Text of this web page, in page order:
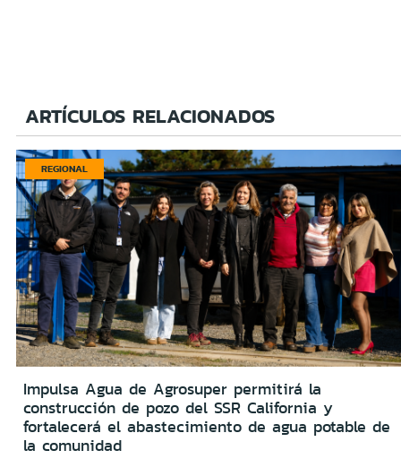
ARTÍCULOS RELACIONADOS
REGIONAL
Impulsa Agua de Agrosuper permitirá la
construcción de pozo del SSR California y
fortalecerá el abastecimiento de agua potable de
la comunidad